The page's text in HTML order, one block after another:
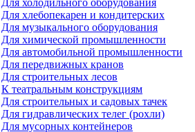
Для холодильного оборудования
Для хлебопекарен и кондитерских
Для музыкального оборудования
Для химической промышленности
Для автомобильной промышленности
Для передвижных кранов
Для строительных лесов
К театральным конструкциям
Для строительных и садовых тачек
Для гидравлических телег (рохли)
Для мусорных контейнеров